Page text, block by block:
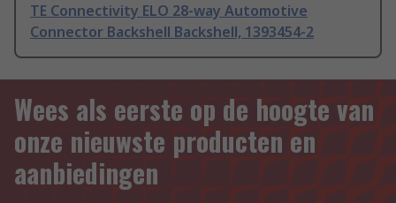
TE Connectivity ELO 28-way Automotive
Connector Backshell Backshell, 1393454-2
Wees als eerste op de hoogte van
onze nieuwste producten en
aanbiedingen